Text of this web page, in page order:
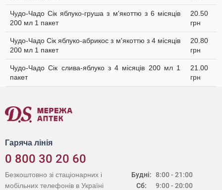
Чудо-Чадо Сік яблуко-груша з м'якоттю з 6 місяців
200 мл 1 пакет
20.50
грн
Чудо-Чадо Сік яблуко-абрикос з м'якоттю з 4 місяців
200 мл 1 пакет
20.80
грн
Чудо-Чадо Сік слива-яблуко з 4 місяців 200 мл 1
пакет
21.00
грн
Гаряча лінія
0 800 30 20 60
Будні:
Сб:
8:00 - 21:00
9:00 - 20:00
Безкоштовно зі стаціонарних і
мобільних телефонів в Україні